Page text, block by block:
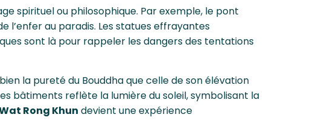
spirituel ou philosophique. Par exemple, le pont
l’enfer au paradis. Les statues effrayantes
sont là pour rappeler les dangers des tentations
la pureté du Bouddha que celle de son élévation
bâtiments reflète la lumière du soleil, symbolisant la
Rong Khun devient une expérience